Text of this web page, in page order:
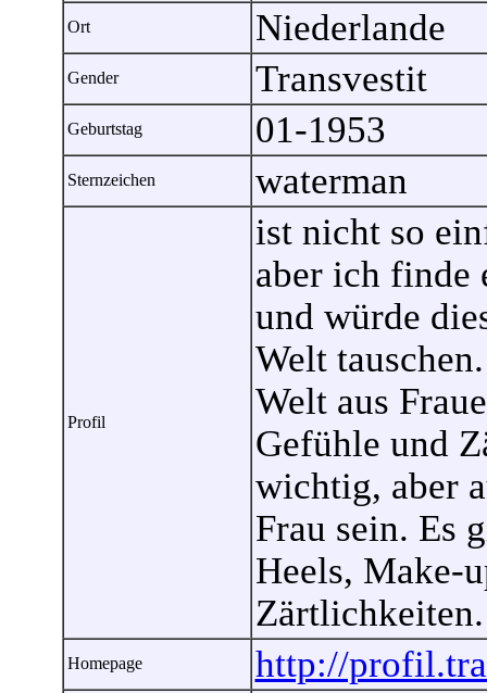
Ort Niederlande
Gender Transvestit
Geburtstag 01-1953
Sternzeichen waterman
Profil
ist nicht so
aber ich finde
und würde
Welt
Welt aus
Gefühle und
wichtig, aber
Frau sein. Es
Heels, Make-
Zärtlichkeiten.
Homepage http://